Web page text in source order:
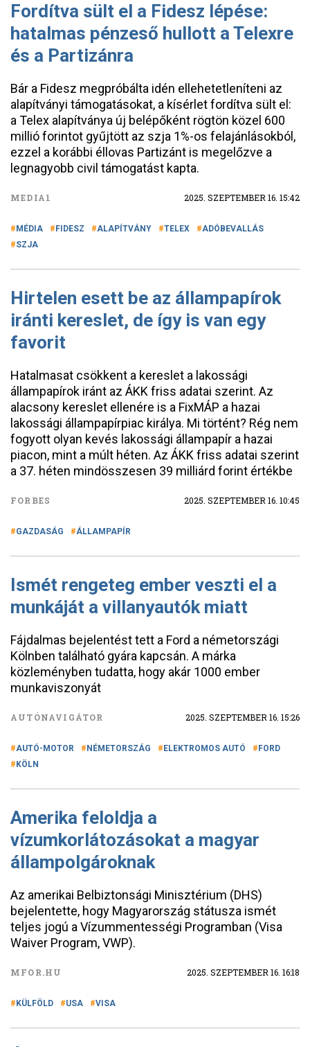
Fordítva sült el a Fidesz lépése:
hatalmas pénzeső hullott a Telexre
és a Partizánra
Bár a Fidesz megpróbálta idén ellehetetleníteni az
alapítványi támogatásokat, a kísérlet fordítva sült el:
a Telex alapítványa új belépőként rögtön közel 600
millió forintot gyűjtött az szja 1%-os felajánlásokból,
ezzel a korábbi éllovas Partizánt is megelőzve a
legnagyobb civil támogatást kapta.
MEDIA1 2025. SZEPTEMBER 16. 15:42
MÉDIA FIDESZ ALAPÍTVÁNY TELEX
ADÓBEVALLÁS
SZJA
Hirtelen esett be az állampapírok
iránti kereslet, de így is van egy
favorit
Hatalmasat csökkent a kereslet a lakossági
állampapírok iránt az ÁKK friss adatai szerint. Az
alacsony kereslet ellenére is a FixMÁP a hazai
lakossági állampapírpiac királya. Mi történt? Rég nem
fogyott olyan kevés lakossági állampapír a hazai
piacon, mint a múlt héten. Az ÁKK friss adatai szerint
a 37. héten mindösszesen 39 milliárd forint értékbe
FORBES 2025. SZEPTEMBER 16. 10:45
GAZDASÁG ÁLLAMPAPÍR
Ismét rengeteg ember veszti el a
munkáját a villanyautók miatt
Fájdalmas bejelentést tett a Ford a németországi
Kölnben található gyára kapcsán. A márka
közleményben tudatta, hogy akár 1000 ember
munkaviszonyát
AUTÓNAVIGÁTOR 2025. SZEPTEMBER 16. 15:26
AUTÓ-MOTOR NÉMETORSZÁG ELEKTROMOS AUTÓ
FORD
KÖLN
Amerika feloldja a
vízumkorlátozásokat a magyar
állampolgároknak
Az amerikai Belbiztonsági Minisztérium (DHS)
bejelentette, hogy Magyarország státusza ismét
teljes jogú a Vízummentességi Programban (Visa
Waiver Program, VWP).
MFOR.HU 2025. SZEPTEMBER 16. 16:18
KÜLFÖLD USA VISA